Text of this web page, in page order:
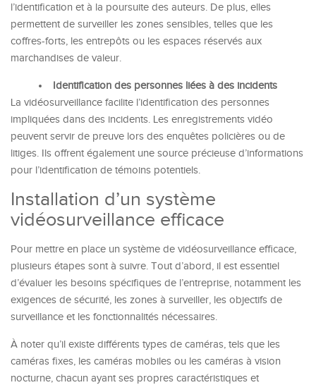
l’identification et à la poursuite des auteurs. De plus, elles
permettent de surveiller les zones sensibles, telles que les
coffres-forts, les entrepôts ou les espaces réservés aux
marchandises de valeur.
Identification des personnes liées à des incidents
La vidéosurveillance facilite l’identification des personnes
impliquées dans des incidents. Les enregistrements vidéo
peuvent servir de preuve lors des enquêtes policières ou de
litiges. Ils offrent également une source précieuse d’informations
pour l’identification de témoins potentiels.
Installation d’un système
vidéosurveillance efficace
Pour mettre en place un système de vidéosurveillance efficace,
plusieurs étapes sont à suivre. Tout d’abord, il est essentiel
d’évaluer les besoins spécifiques de l’entreprise, notamment les
exigences de sécurité, les zones à surveiller, les objectifs de
surveillance et les fonctionnalités nécessaires.
À noter qu’il existe différents types de caméras, tels que les
caméras fixes, les caméras mobiles ou les caméras à vision
nocturne, chacun ayant ses propres caractéristiques et